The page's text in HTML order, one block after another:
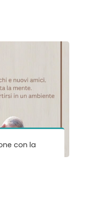
con la